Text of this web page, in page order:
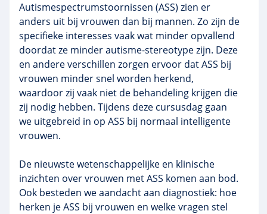
Autismespectrumstoornissen (ASS) zien er
anders uit bij vrouwen dan bij mannen. Zo zijn de
specifieke interesses vaak wat minder opvallend
doordat ze minder autisme-stereotype zijn. Deze
en andere verschillen zorgen ervoor dat ASS bij
vrouwen minder snel worden herkend,
waardoor zij vaak niet de behandeling krijgen die
zij nodig hebben. Tijdens deze cursusdag gaan
we uitgebreid in op ASS bij normaal intelligente
vrouwen.
De nieuwste wetenschappelijke en klinische
inzichten over vrouwen met ASS komen aan bod.
Ook besteden we aandacht aan diagnostiek: hoe
herken je ASS bij vrouwen en welke vragen stel